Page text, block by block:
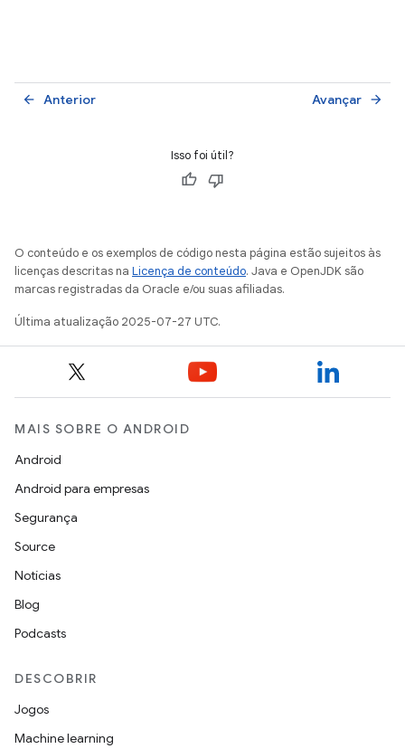
Anterior
arrow_back Avançar arrow_forward
Isso foi útil?
O conteúdo e os exemplos de código nesta página estão sujeitos às
licenças descritas na Licença de conteúdo. Java e OpenJDK são
marcas registradas da Oracle e/ou suas afiliadas.
Última atualização 2025-07-27 UTC.
MAIS SOBRE O ANDROID
Android
Android para empresas
Segurança
Source
Notícias
Blog
Podcasts
DESCOBRIR
Jogos
Machine learning